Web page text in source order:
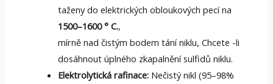
taženy do elektrických obloukových pecí na
1500–1600 ° C.,
mírně nad čistým bodem tání niklu, Chcete -li
dosáhnout úplného zkapalnění sulfidů niklu.
Elektrolytická rafinace: Nečistý nikl (95–98%